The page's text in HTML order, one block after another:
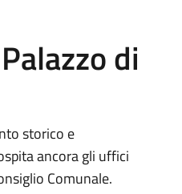
di
storico e
ancora gli uffici
Comunale.